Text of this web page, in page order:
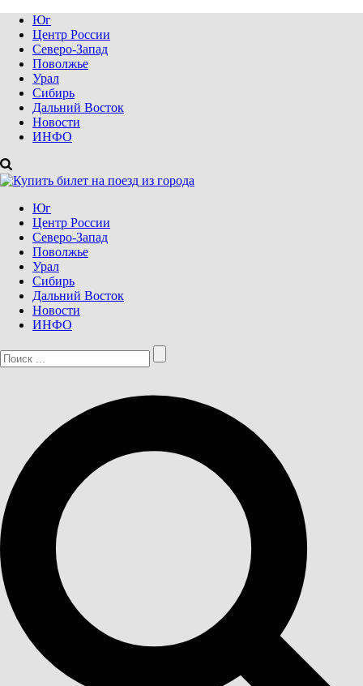
Юг
Центр России
Северо-Запад
Поволжье
Урал
Сибирь
Дальний Восток
Новости
ИНФО
Юг
Центр России
Северо-Запад
Поволжье
Урал
Сибирь
Дальний Восток
Новости
ИНФО